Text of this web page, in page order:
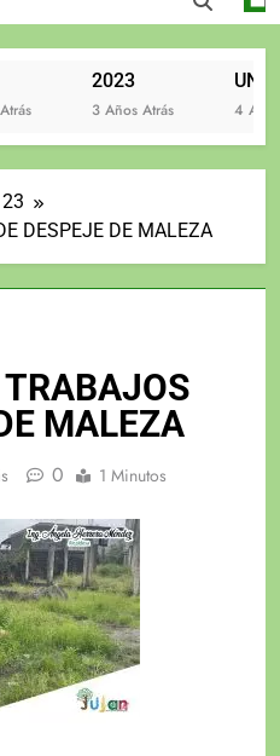
2023
3 Años Atrás 4 Años
23
DESPEJE DE MALEZA
MALEZA
0 1 Minutos